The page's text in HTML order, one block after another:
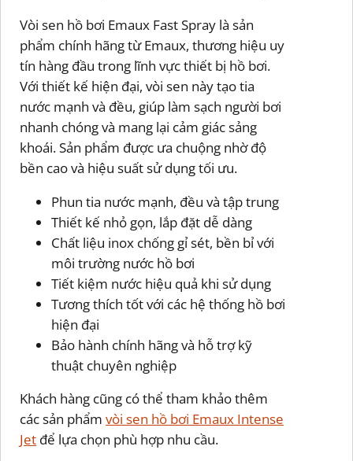
Vòi sen hồ bơi Emaux Fast Spray là sản
phẩm chính hãng từ Emaux, thương hiệu uy
tín hàng đầu trong lĩnh vực thiết bị hồ bơi.
Với thiết kế hiện đại, vòi sen này tạo tia
nước mạnh và đều, giúp làm sạch người bơi
nhanh chóng và mang lại cảm giác sảng
khoái. Sản phẩm được ưa chuộng nhờ độ
bền cao và hiệu suất sử dụng tối ưu.
Phun tia nước mạnh, đều và tập trung
Thiết kế nhỏ gọn, lắp đặt dễ dàng
Chất liệu inox chống gỉ sét, bền bỉ với
môi trường nước hồ bơi
Tiết kiệm nước hiệu quả khi sử dụng
Tương thích tốt với các hệ thống hồ bơi
hiện đại
Bảo hành chính hãng và hỗ trợ kỹ
thuật chuyên nghiệp
Khách hàng cũng có thể tham khảo thêm
các sản phẩm vòi sen hồ bơi Emaux Intense
Jet để lựa chọn phù hợp nhu cầu.